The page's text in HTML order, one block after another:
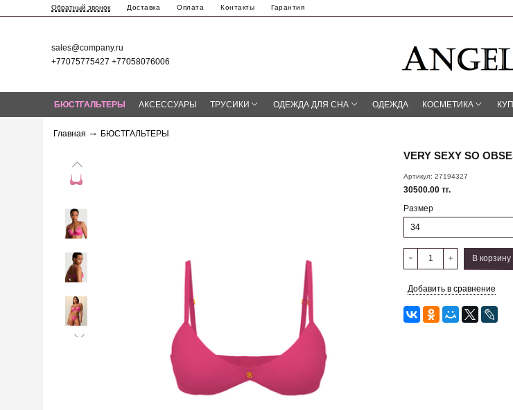
Обратный звонок Доставка Оплата Контакты Гарантия
sales@company.ru
+77075775427 +77058076006
БЮСТГАЛЬТЕРЫ АКСЕССУАРЫ ТРУСИКИ ОДЕЖДА ДЛЯ СНА ОДЕЖДА КОСМЕТИКА
Главная БЮСТГАЛЬТЕРЫ
VERY SEXY SO
Артикул: 27194327
30500.00 тг.
Размер
В корзину
Добавить в сравнение